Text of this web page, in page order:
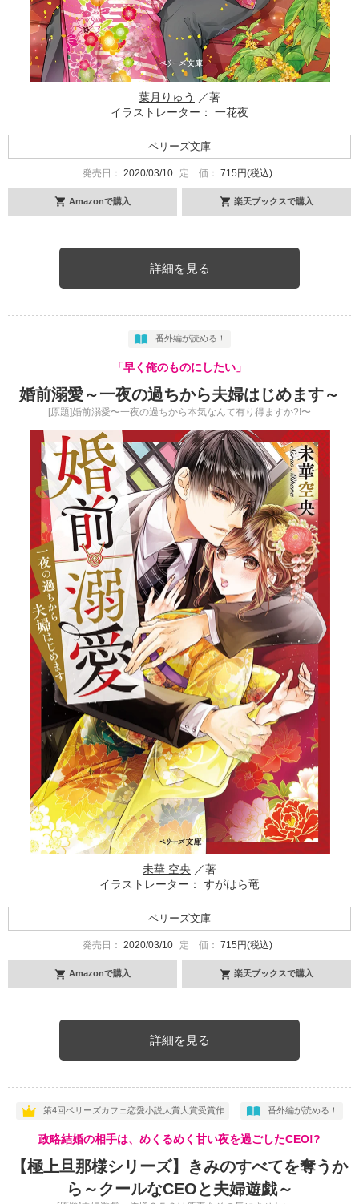
葉月りゅう
／著
イラストレーター： 一花夜
ベリーズ文庫
発売日： 2020/03/10 定 価： 715円(税込)
Amazonで購入 楽天ブックスで購入
詳細を見る
番外編が読める！
「早く俺のものにしたい」
婚前溺愛～一夜の過ちから夫婦はじめます～
[原題]婚前溺愛〜一夜の過ちから本気なんて有り得ますか?!〜
未華 空央 ／著
イラストレーター： すがはら竜
ベリーズ文庫
発売日： 2020/03/10 定 価： 715円(税込)
Amazonで購入 楽天ブックスで購入
詳細を見る
第4回ベリーズカフェ恋愛小説大賞大賞受賞作 番外編が読める！
政略結婚の相手は、めくるめく甘い夜を過ごしたCEO!?
【極上旦那様シリーズ】きみのすべてを奪うか
ら～クールなCEOと夫婦遊戯～